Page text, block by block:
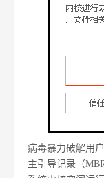
病毒暴力破解用
主引导记录（